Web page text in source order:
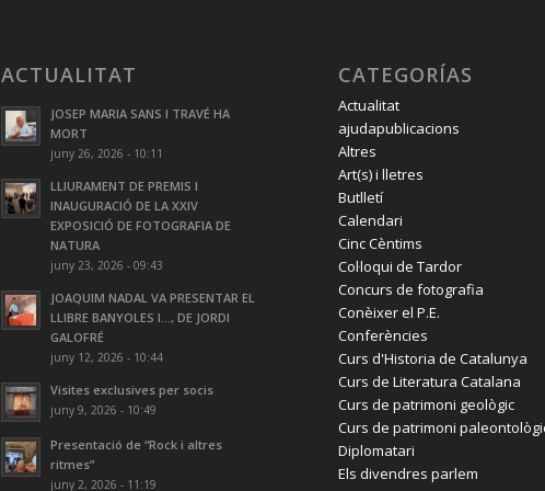
ACTUALITAT
JOSEP MARIA SANS I TRAVÉ HA
MORT
juny 26, 2026 - 10:11
LLIURAMENT DE PREMIS I
INAUGURACIÓ DE LA XXIV
EXPOSICIÓ DE FOTOGRAFIA DE
NATURA
juny 23, 2026 - 09:43
JOAQUIM NADAL VA PRESENTAR EL
LLIBRE BANYOLES I…, DE JORDI
GALOFRÉ
juny 12, 2026 - 10:44
Visites exclusives per socis
juny 9, 2026 - 10:49
Presentació de “Rock i altres
ritmes”
juny 2, 2026 - 11:19
CATEGORÍAS
Actualitat
ajudapublicacions
Altres
Art(s) i lletres
Butlletí
Calendari
Cinc Cèntims
Col·loqui de Tardor
Concurs de fotografia
Conèixer el P.E.
Conferències
Curs d'Historia de Catalunya
Curs de Literatura Catalana
Curs de patrimoni geològic
Curs de patrimoni
Diplomatari
Els divendres parlem